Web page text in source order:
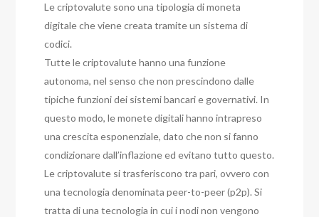
Le criptovalute sono una tipologia di moneta
digitale che viene creata tramite un sistema di
codici.
Tutte le criptovalute hanno una funzione
autonoma, nel senso che non prescindono dalle
tipiche funzioni dei sistemi bancari e governativi. In
questo modo, le monete digitali hanno intrapreso
una crescita esponenziale, dato che non si fanno
condizionare dall’inflazione ed evitano tutto questo.
Le criptovalute si trasferiscono tra pari, ovvero con
una tecnologia denominata peer-to-peer (p2p).Si
tratta di una tecnologia in cui i nodi non vengono